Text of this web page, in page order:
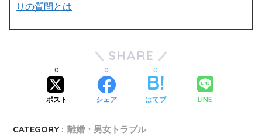
りの質問とは
SHARE
ポスト
0
シェア
0
はてブ
0
LINE
CATEGORY : 離婚・男女トラブル